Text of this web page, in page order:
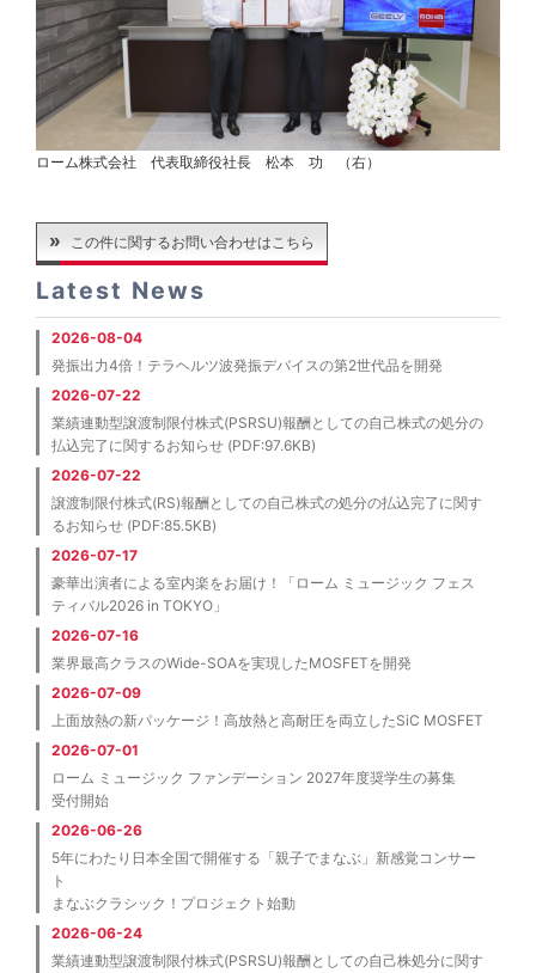
ローム株式会社 代表取締役社長 松本 功 （右）
この件に関するお問い合わせはこちら
Latest News
2026-08-04
発振出力4倍！テラヘルツ波発振デバイスの第2世代品を開発
2026-07-22
業績連動型譲渡制限付株式(PSRSU)報酬としての自己株式の処分の
払込完了に関するお知らせ (PDF:97.6KB)
2026-07-22
譲渡制限付株式(RS)報酬としての自己株式の処分の払込完了に関す
るお知らせ (PDF:85.5KB)
2026-07-17
豪華出演者による室内楽をお届け！「ローム ミュージック フェス
ティバル2026 in TOKYO」
2026-07-16
業界最高クラスのWide-SOAを実現したMOSFETを開発
2026-07-09
上面放熱の新パッケージ！高放熱と高耐圧を両立したSiC MOSFET
2026-07-01
ローム ミュージック ファンデーション 2027年度奨学生の募集
受付開始
2026-06-26
5年にわたり日本全国で開催する「親子でまなぶ」新感覚コンサー
ト
まなぶクラシック！プロジェクト始動
2026-06-24
業績連動型譲渡制限付株式(PSRSU)報酬としての自己株処分に関す